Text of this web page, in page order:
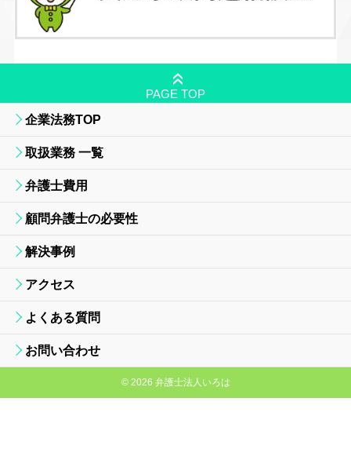
»
PAGE TOP
企業法務TOP
取扱業務 一覧
弁護士費用
顧問弁護士の必要性
解決事例
アクセス
よくある質問
お問い合わせ
© 2026 弁護士法人いろは